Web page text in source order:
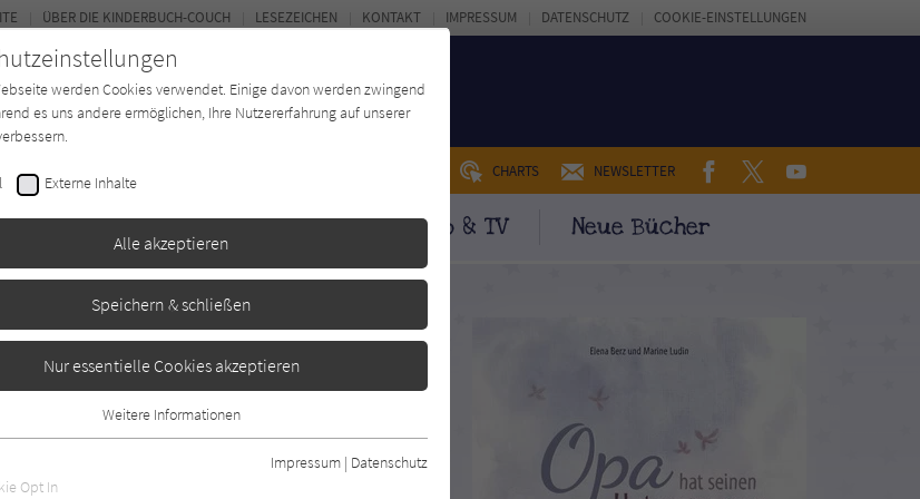
CHARTS NEWSLETTER FACEBOOKTWITTERYOUTUBE
Verlage Magazin Kino & TV Neue Bücher
ÜBER DIE KINDERBUCH-COUCH LESEZEICHEN KONTAKT IMPRESSUM DATENSCHUTZ COOKIE-EINSTELLUNGEN
werden Cookies verwendet. Einige davon werden zwingend
es uns andere ermöglichen, Ihre Nutzererfahrung auf unserer
Externe Inhalte
Alle akzeptieren
Speichern & schließen
Nur essentielle Cookies akzeptieren
werden für grundlegende Funktionen der Webseite
ist gewährleistet, dass die Webseite einwandfrei
Weitere Informationen
Opt In
Impressum | Datenschutz